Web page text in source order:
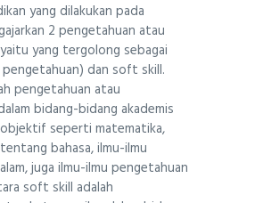
yang dilakukan pada
2 pengetahuan atau
yang tergolong sebagai
pengetahuan) dan soft skill.
pengetahuan atau
bidang-bidang akademis
seperti matematika,
bahasa, ilmu-ilmu
juga ilmu-ilmu pengetahuan
soft skill adalah